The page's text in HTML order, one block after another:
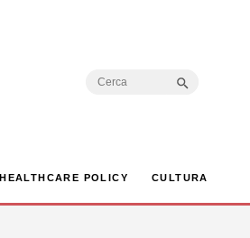
Search
HEALTHCARE POLICY CULTURA